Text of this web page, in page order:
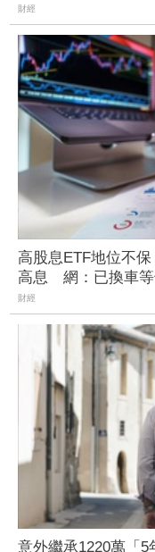
財經
高股息ETF地位不
高息 網：已換車
財經
意外繼承1220萬「